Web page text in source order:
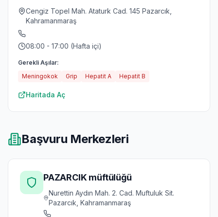
Cengiz Topel Mah. Ataturk Cad. 145 Pazarcık,
Kahramanmaraş
08:00 - 17:00 (Hafta içi)
Gerekli Aşılar:
Meningokok
Grip Hepatit A Hepatit B
Haritada Aç
Başvuru Merkezleri
PAZARCIK müftülüğü
Nurettin Aydın Mah. 2. Cad. Muftuluk Sit.
Pazarcık, Kahramanmaraş